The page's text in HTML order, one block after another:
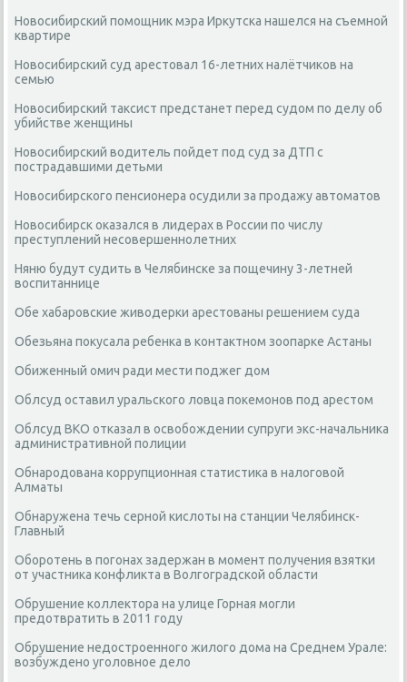
Новосибирский помощник мэра Иркутска нашелся на съемной
квартире
Новосибирский суд арестовал 16-летних налётчиков на
семью
Новосибирский таксист предстанет перед судом по делу об
убийстве женщины
Новосибирский водитель пойдет под суд за ДТП с
пострадавшими детьми
Новосибирского пенсионера осудили за продажу автоматов
Новосибирск оказался в лидерах в России по числу
преступлений несовершеннолетних
Няню будут судить в Челябинске за пощечину 3-летней
воспитаннице
Обе хабаровские живодерки арестованы решением суда
Обезьяна покусала ребенка в контактном зоопарке Астаны
Обиженный омич ради мести поджег дом
Облсуд оставил уральского ловца покемонов под арестом
Облсуд ВКО отказал в освобождении супруги экс-начальника
административной полиции
Обнародована коррупционная статистика в налоговой
Алматы
Обнаружена течь серной кислоты на станции Челябинск-
Главный
Оборотень в погонах задержан в момент получения взятки
от участника конфликта в Волгоградской области
Обрушение коллектора на улице Горная могли
предотвратить в 2011 году
Обрушение недостроенного жилого дома на Среднем Урале:
возбуждено уголовное дело